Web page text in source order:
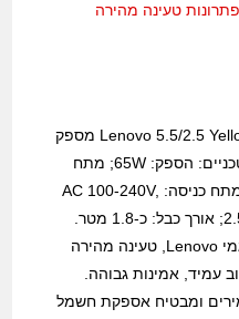
פתרונות טעינה מהירה
מטען מקורי למחשב נייד Lenovo 5.5/2.5 Yellow 65W מספק
פתרון טעינה אמין ויעיל. נתונים טכניים: הספק: 65W; מתח
יציאה: 20V; זרם יציאה: 3.25A; מתח כניסה: AC 100-240V,
50-60Hz; גודל מחבר: 5.5×2.5mm; אורך כבל: כ-1.8 מטר.
יתרונות: תאימות רחבה למגוון דגמי Lenovo, טעינה מהירה
עמיד, אמינות גבוהה.
ומבטיח אספקת חשמל